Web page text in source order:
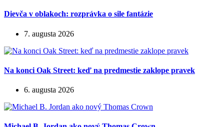
Dievča v oblakoch: rozprávka o sile fantázie
7. augusta 2026
Na konci Oak Street: keď na predmestie zaklope pravek
6. augusta 2026